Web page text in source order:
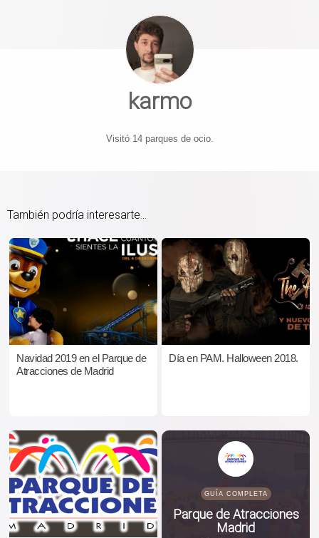
karmo
Visitó 14 parques de ocio.
También podría interesarte...
Navidad 2019 en el Parque de
Atracciones de Madrid
Día en PAM. Halloween 2018.
GUÍA COMPLETA
Parque de Atracciones
Madrid